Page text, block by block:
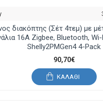
διακόπτης (Σέτ 4τεμ) με
16A Zigbee, Bluetooth,
Shelly2PMGen4 4-Pack
90,70€
ΚΑΛΆΘΙ